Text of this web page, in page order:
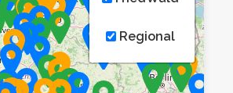
Regional